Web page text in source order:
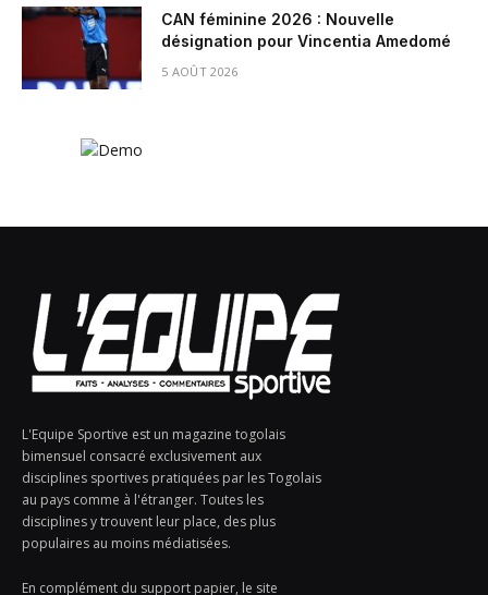
CAN féminine 2026 : Nouvelle
désignation pour Vincentia Amedomé
5 AOÛT 2026
L'Equipe Sportive est un magazine togolais
bimensuel consacré exclusivement aux
disciplines sportives pratiquées par les Togolais
au pays comme à l'étranger. Toutes les
disciplines y trouvent leur place, des plus
populaires au moins médiatisées.
En complément du support papier, le site